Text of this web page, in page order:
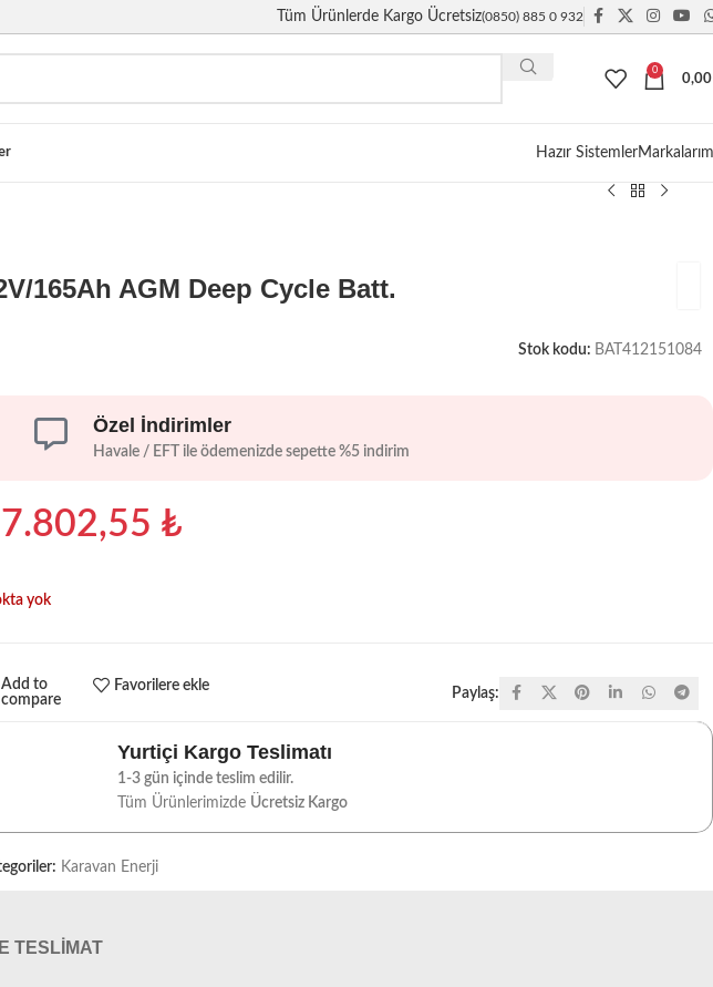
Tüm Ürünlerde Kargo Ücretsiz(0850) 885 0 932
0
Hazır Sistemler
165Ah AGM Deep Cycle Batt.
Stok kodu: BAT412151084
Özel İndirimler
Havale / EFT ile ödemenizde sepette %5 indirim
₺
yok
Add to
compare
Favorilere ekle
Paylaş:
Yurtiçi Kargo Teslimatı
1-3 gün içinde teslim edilir.
Tüm Ürünlerimizde Ücretsiz Kargo
Karavan Enerji
TESLIMAT